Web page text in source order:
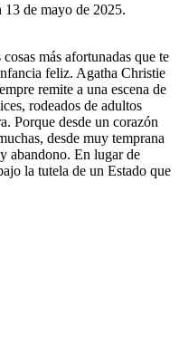
13 de mayo de 2025.
más afortunadas que te
feliz. Agatha Christie
remite a una escena de
rodeados de adultos
Porque desde un corazón
desde muy temprana
abandono. En lugar de
la tutela de un Estado que